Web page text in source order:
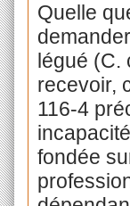
Quelle
légué (C.
recevoir,
116-4
fondée